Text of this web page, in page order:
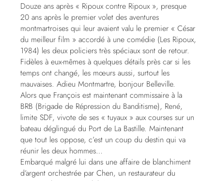
Douze ans après « Ripoux contre Ripoux », presque
20 ans après le premier volet des aventures
montmartroises qui leur avaient valu le premier « César
du meilleur film » accordé à une comédie (Les Ripoux,
1984) les deux policiers très spéciaux sont de retour.
Fidèles à eux-mêmes à quelques détails près car si les
temps ont changé, les mœurs aussi, surtout les
mauvaises. Adieu Montmartre, bonjour Belleville.
Alors que François est maintenant commissaire à la
BRB (Brigade de Répression du Banditisme), René,
limite SDF, vivote de ses « tuyaux » aux courses sur un
bateau déglingué du Port de La Bastille. Maintenant
que tout les oppose, c’est un coup du destin qui va
réunir les deux hommes…
Embarqué malgré lui dans une affaire de blanchiment
d’argent orchestrée par Chen, un restaurateur du